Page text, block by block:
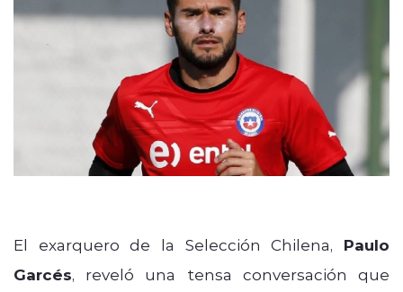
El exarquero de la Selección Chilena, Paulo
Garcés, reveló una tensa conversación que